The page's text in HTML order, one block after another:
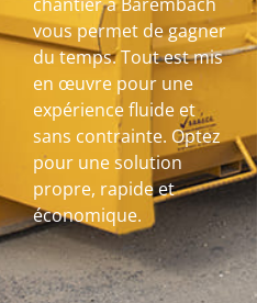
chantier à Barembach
vous permet de gagner
du temps. Tout est mis
en œuvre pour une
expérience fluide et
sans contrainte. Optez
pour une solution
propre, rapide et
économique.